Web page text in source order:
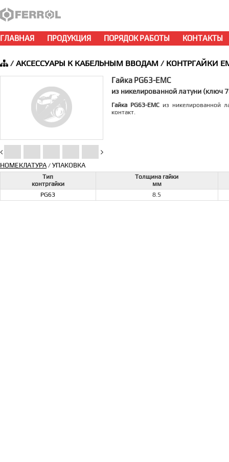
ГЛАВНАЯ ПРОДУКЦИЯ ПОРЯДОК РАБОТЫ КОНТАКТЫ
/АКСЕССУАРЫ К КАБЕЛЬНЫМ ВВОДАМ / КОНТРГАЙКИ
Гайка PG63-EMC
из никелированной латуни (ключ
Гайка PG63-EMC из никелированной
контакт.
НОМЕКЛАТУРА/ УПАКОВКА
Тип
контргайки
Толщина гайки
мм
PG63
8.5